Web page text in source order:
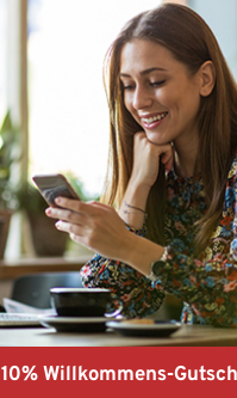
10% Willkommens-